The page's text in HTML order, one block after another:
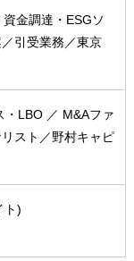
金調達・ESGソ
引受業務／東京
・LBO ／ M&Aファ
スト／野村キャピ
ト)